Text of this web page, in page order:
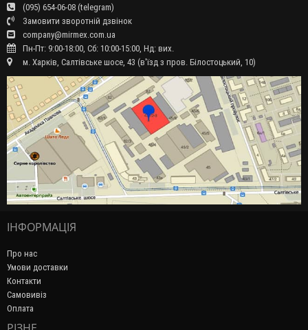
(095) 654-06-08 (telegram)
Замовити зворотній дзвінок
company@mirmex.com.ua
Пн-Пт: 9:00-18:00, Сб: 10:00-15:00, Нд: вих.
м. Харків, Салтівське шосе, 43 (в'їзд з пров. Білостоцький, 10)
ІНФОРМАЦІЯ
Про нас
Умови доставки
Контакти
Самовивіз
Оплата